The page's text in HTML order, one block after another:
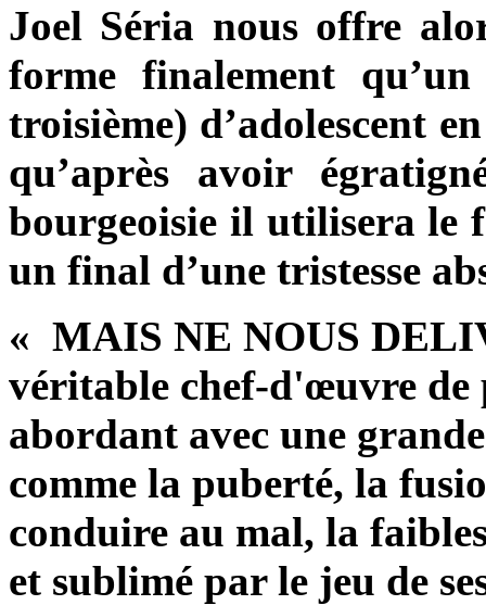
Joel Séria nous offre
forme finalement
troisième) d’adolescent
qu’après avoir
bourgeoisie il utilisera le
un final d’une tristesse
« MAIS NE NOUS
véritable chef-d'œuvre de
abordant avec une
comme la puberté, la
conduire au mal, la
et sublimé par le jeu de